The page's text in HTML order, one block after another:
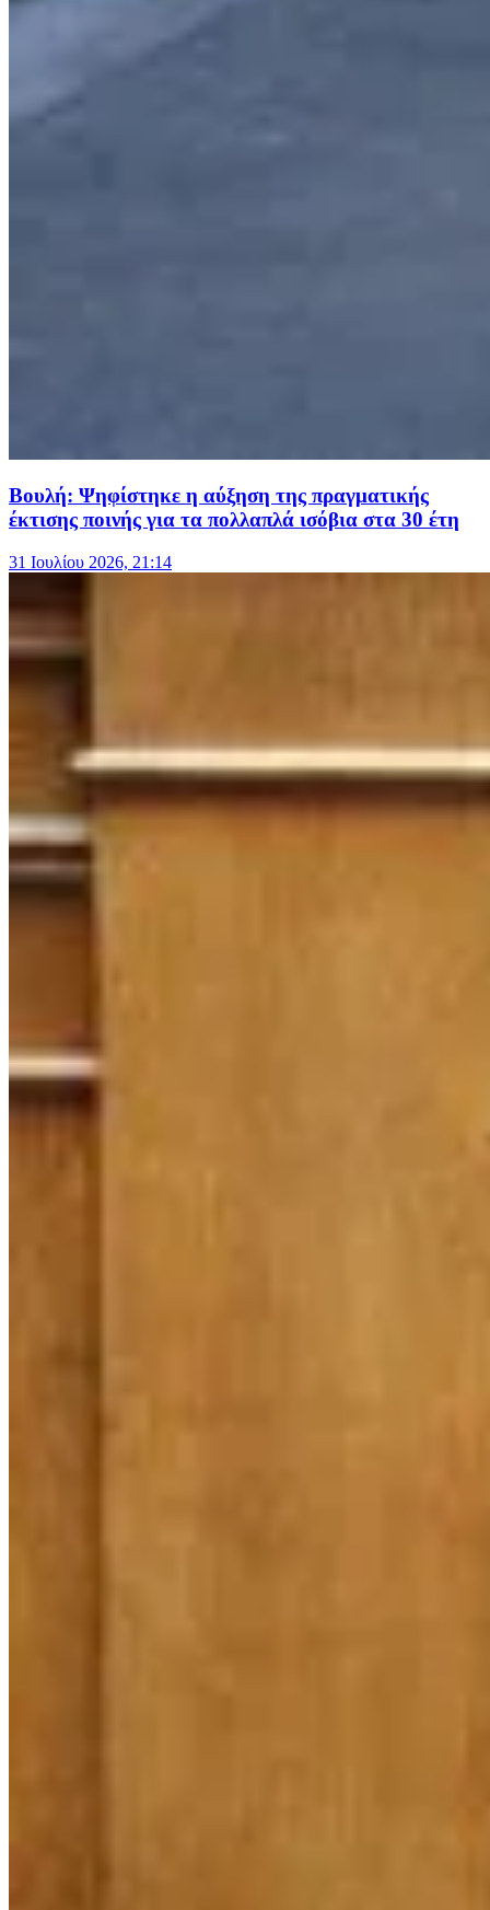
Βουλή: Ψηφίστηκε η αύξηση της πραγματικής
έκτισης ποινής για τα πολλαπλά ισόβια στα 30 έτη
31 Ιουλίου 2026, 21:14